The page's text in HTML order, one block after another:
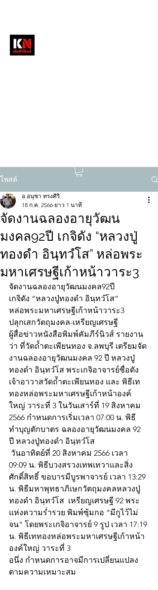
โพสต์
จัดงานฉลองอายุวัฒน
มงคล92ปี เกจิดัง “หลวงปู่
ทองดำ อินฺทวํโส” หล่อพระ
มหาเศรษฐีเก้าหน้าวาระ3
อ.อนุชา ทรงศิริ
18 ก.ค. 2566 ยาว 1 นาที
จัดงานฉลองอายุวัฒนมงคล92ปี
เกจิดัง “หลวงปู่ทองดำ อินฺทวํโส”
หล่อพระมหาเศรษฐีเก้าหน้าวาระ3
ปลุกเสกวัตถุมงคล-เหรียญเศรษฐี
ผู้สื่อข่าวหนังสือพิมพ์คัมภีร์นิวส์ รายงาน
ว่า ที่วัดถ้ำตะเพียนทอง จ.ลพบุรี เตรียมจัด
งานฉลองอายุวัฒนมงคล 92 ปี หลวงปู่
ทองดำ อินฺทวํโส พระเกจิอาจารย์ชื่อดัง
เจ้าอาวาสวัดถ้ำตะเพียนทอง และ พิธีเท
ทองหล่อพระมหาเศรษฐีเก้าหน้าองค์
ใหญ่ วาระที่ 3 ในวันเสาร์ที่ 19 สิงหาคม
2566 กำหนดการเริ่มเวลา 07:00 น. พิธี
ทำบุญตักบาตร ฉลองอายุวัฒนมงคล 92
ปี หลวงปู่ทองดำ อินฺทวํโส
09:09 น. พิธีบวงสรวงเทพเทวาและสิ่ง
ศักดิ์สิทธิ์ ขอบารมีบูรพาจารย์ เวลา 13:29
น. พิธีมหาพุทธาภิเษกวัตถุมงคลหลวงปู่
ทองดำ อินฺทวํโส  เหรียญเศรษฐี 92 พระ
แห่งความร่ำรวย พิมพ์ซุ้มกอ "มีกูไว้ไม่
จน" โดยพระเกจิอาจารย์ 9 รูป เวลา 17:19
น. พิธีเททองหล่อพระมหาเศรษฐีเก้าหน้า
องค์ใหญ่ วาระที่ 3
อนึ่ง กำหนดการอาจมีการเปลี่ยนแปลง
ตามความเหมาะสม